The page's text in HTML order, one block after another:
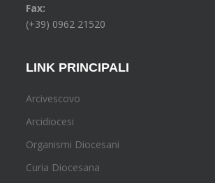
Fax:
(+39) 0962 21520
LINK PRINCIPALI
Arcivescovo
Arcidiocesi
Organismi Diocesani
Curia Diocesana